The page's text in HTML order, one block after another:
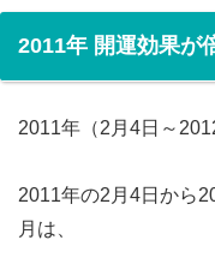
2011年 開運効果が
2011年（2月4日～
2011年の2月4日から
月は、